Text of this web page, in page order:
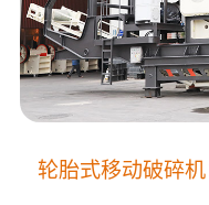
轮胎式移动破碎